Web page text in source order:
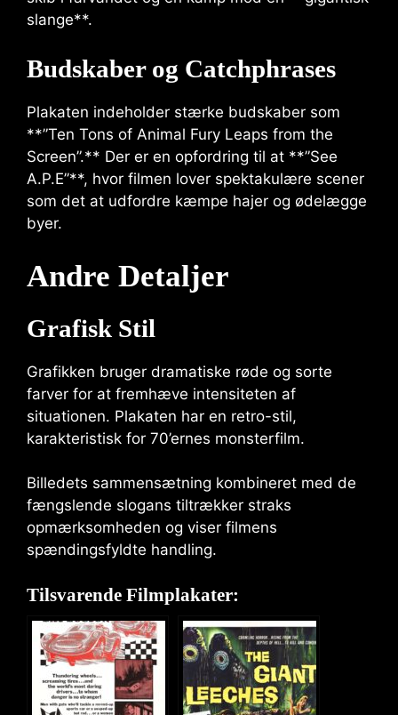
slange**.
Budskaber og Catchphrases
Plakaten indeholder stærke budskaber som
**”Ten Tons of Animal Fury Leaps from the
Screen”.** Der er en opfordring til at **”See
A.P.E”**, hvor filmen lover spektakulære scener
som det at udfordre kæmpe hajer og ødelægge
byer.
Andre Detaljer
Grafisk Stil
Grafikken bruger dramatiske røde og sorte
farver for at fremhæve intensiteten af ​​
situationen. Plakaten har en retro-stil,
karakteristisk for 70’ernes monsterfilm.
Billedets sammensætning kombineret med de
fængslende slogans tiltrækker straks
opmærksomheden og viser filmens
spændingsfyldte handling.
Tilsvarende Filmplakater: